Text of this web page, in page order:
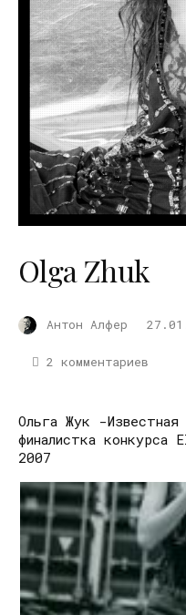
Olga Zhuk
Антон Алфер
2 комментариев
Ольга Жук -Известная
финалистка
2007